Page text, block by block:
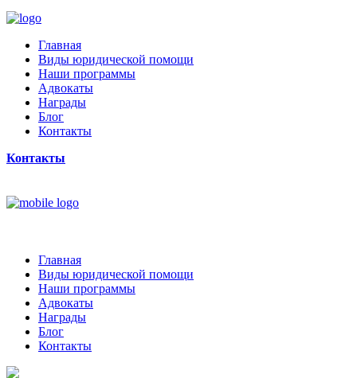
Главная
Виды юридической помощи
Наши программы
Адвокаты
Награды
Блог
Контакты
Контакты
Главная
Виды юридической помощи
Наши программы
Адвокаты
Награды
Блог
Контакты